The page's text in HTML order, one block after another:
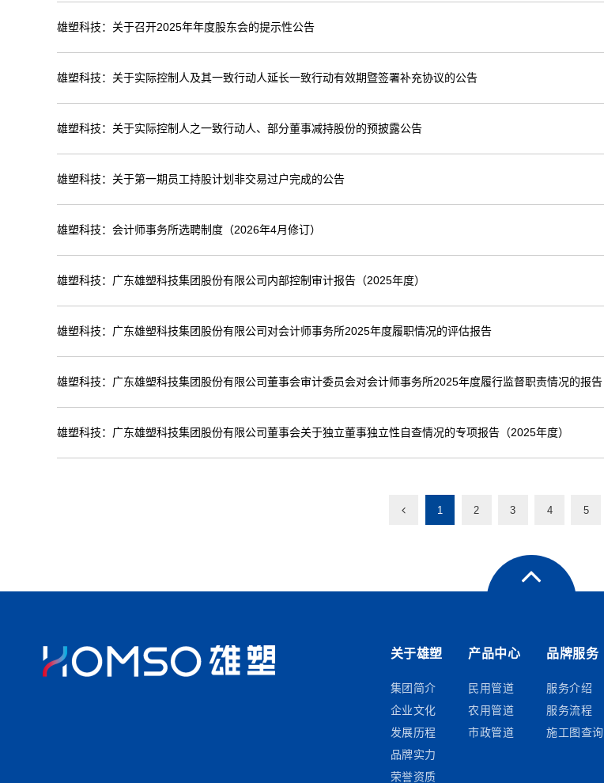
雄塑科技：关于召开2025年年度股东会的提示性公告
雄塑科技：关于实际控制人及其一致行动人延长一致行动有效期暨签署补充协议的公告
雄塑科技：关于实际控制人之一致行动人、部分董事减持股份的预披露公告
雄塑科技：关于第一期员工持股计划非交易过户完成的公告
雄塑科技：会计师事务所选聘制度（2026年4月修订）
雄塑科技：广东雄塑科技集团股份有限公司内部控制审计报告（2025年度）
雄塑科技：广东雄塑科技集团股份有限公司对会计师事务所2025年度履职情况的评估报告
雄塑科技：广东雄塑科技集团股份有限公司董事会审计委员会对会计师事务所2025年度履行监督职责情况的报告
雄塑科技：广东雄塑科技集团股份有限公司董事会关于独立董事独立性自查情况的专项报告（2025年度）
1 2 3 4 5
关于雄塑
集团简介
企业文化
发展历程
品牌实力
荣誉资质
产品中心
民用管道
农用管道
市政管道
品牌服务
服务介绍
服务流程
施工图查询